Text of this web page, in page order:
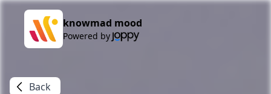
knowmad mood
Powered by
Back